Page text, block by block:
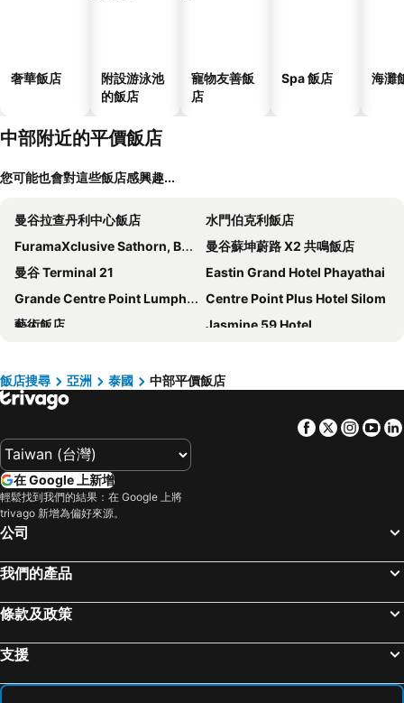
奢華飯店
附設游泳池
的飯店
寵物友善飯
店
Spa 飯店 海灘
中部附近的平價飯店
您可能也會對這些飯店感興趣...
曼谷拉查丹利中心飯店
水門伯克利飯店
FuramaXclusive Sathorn, Bangkok
曼谷蘇坤蔚路 X2 共鳴飯店
曼谷 Terminal 21
Eastin Grand Hotel Phayathai
Grande Centre Point Lumphini Bangkok
Centre Point Plus Hotel Silom
藝術飯店
Jasmine 59 Hotel
Avani Sukhumvit Bangkok Hotel
The Sacha Apart Hotel Thonglor
曼谷亞洲飯店
Grand Mercure Bangkok Atrium
Sib Kao
曼谷千禧希爾頓酒店
The Quarter Silom By Uhg
The Quarter Phromphong By Uhg
Picnic Hotel Bangkok
Nishitetsu Hotel Croom Bangkok Silom
正宗暹羅披耶泰飯店
隆披尼艾塔斯飯店
Somerset Rama 9 Bangkok
Eleven Hotel Bangkok
曼谷瑪卡薩美居飯店
飯店搜尋 亞洲 泰國 中部平價飯店
Facebook
Twitter
在 Google 上新增
輕鬆找到我們的結果：在 Google 上將
trivago 新增為偏好來源。
公司
我們的產品
條款及政策
支援